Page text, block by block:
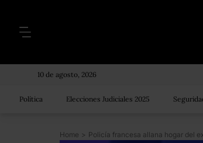
10 de agosto, 2026
Política Elecciones Judiciales 2025
Home >